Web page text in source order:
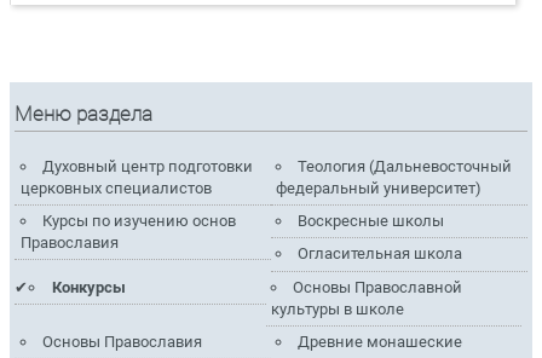
Меню раздела
Духовный центр подготовки
церковных специалистов
Теология (Дальневосточный
федеральный университет)
Курсы по изучению основ
Православия
Воскресные школы
Огласительная школа
Конкурсы
Основы Православной
культуры в школе
Основы Православия
Древние монашеские